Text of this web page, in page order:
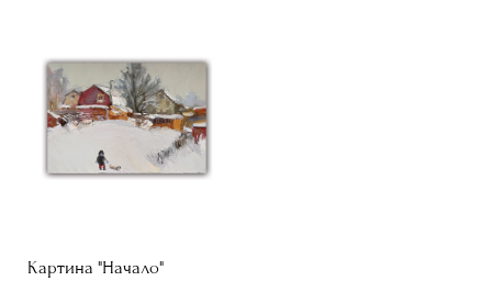
Картина "Начало"